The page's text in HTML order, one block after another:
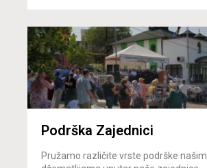
Podrška Zajednici
Pružamo različite vrste podrške našim